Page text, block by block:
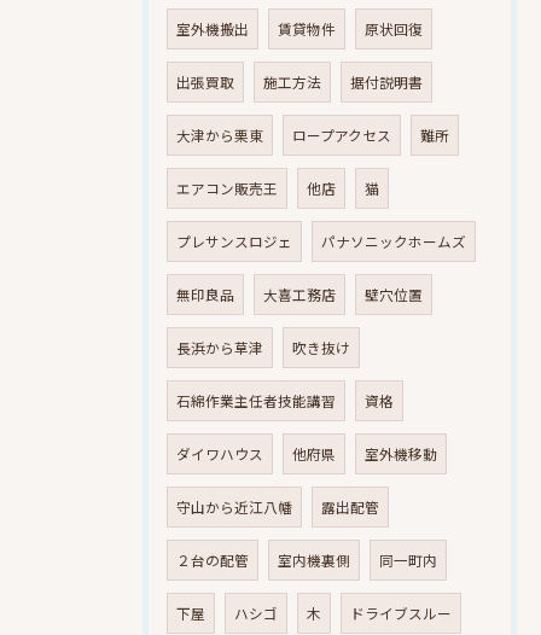
室外機搬出 賃貸物件 原状回復
出張買取 施工方法 据付説明書
大津から栗東 ロープアクセス 難所
エアコン販売王 他店 猫
プレサンスロジェ パナソニックホームズ
無印良品 大喜工務店 壁穴位置
長浜から草津 吹き抜け
石綿作業主任者技能講習 資格
ダイワハウス 他府県 室外機移動
守山から近江八幡 露出配管
２台の配管 室内機裏側 同一町内
下屋 ハシゴ 木 ドライブスルー